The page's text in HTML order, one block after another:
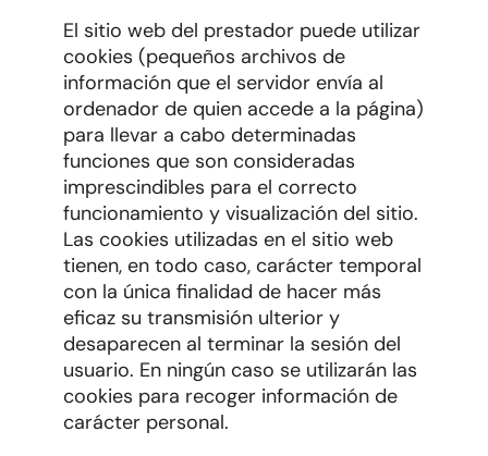
El sitio web del prestador puede utilizar
cookies (pequeños archivos de
información que el servidor envía al
ordenador de quien accede a la página)
para llevar a cabo determinadas
funciones que son consideradas
imprescindibles para el correcto
funcionamiento y visualización del sitio.
Las cookies utilizadas en el sitio web
tienen, en todo caso, carácter temporal
con la única finalidad de hacer más
eficaz su transmisión ulterior y
desaparecen al terminar la sesión del
usuario. En ningún caso se utilizarán las
cookies para recoger información de
carácter personal.